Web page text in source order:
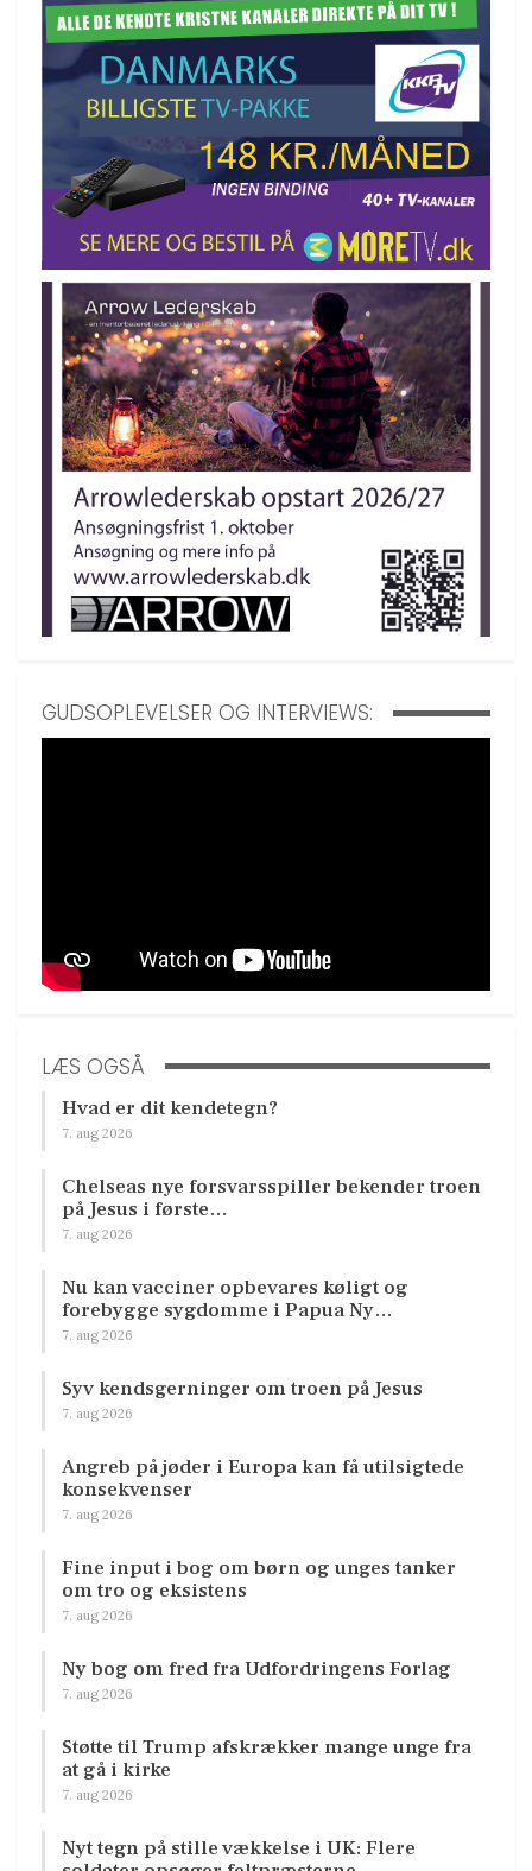
GUDSOPLEVELSER OG INTERVIEWS:
LÆS OGSÅ
Hvad er dit kendetegn?
7. aug 2026
Chelseas nye forsvarsspiller bekender troen
på Jesus i første…
7. aug 2026
Nu kan vacciner opbevares køligt og
forebygge sygdomme i Papua Ny…
7. aug 2026
Syv kendsgerninger om troen på Jesus
7. aug 2026
Angreb på jøder i Europa kan få utilsigtede
konsekvenser
7. aug 2026
Fine input i bog om børn og unges tanker
om tro og eksistens
7. aug 2026
Ny bog om fred fra Udfordringens Forlag
7. aug 2026
Støtte til Trump afskrækker mange unge fra
at gå i kirke
7. aug 2026
Nyt tegn på stille vækkelse i UK: Flere